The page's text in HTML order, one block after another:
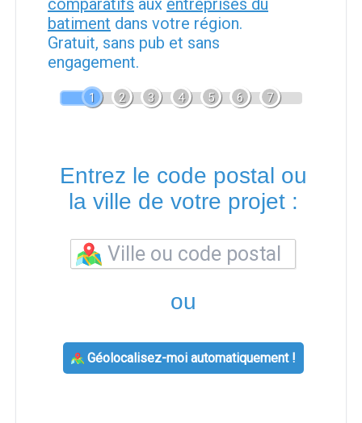
comparatifs aux entreprises du
batiment dans votre région.
Gratuit, sans pub et sans
engagement.
1 2 3 4 5 6 7
Entrez le code postal ou
la ville de votre projet :
ou
Géolocalisez-moi automatiquement !